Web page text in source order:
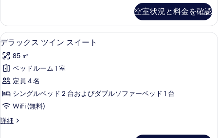
示
す
る
キ
ン
グ
ベ
ッ
ド
1
台
ソ
ス
ス
イ
ト
キ
ン
グ
ベ
ッ
ド
1
空室状況と料金を確認
デ
ラ
ッ
ク
ス
ツ
ン
セーフティボックス (室内)、デスク
18
デラックス ツイン スイート
85 ㎡
ベッドルーム 1 室
定員 4 名
シングルベッド 2 台およびダブルソファーベッド 1 台
WiFi (無料)
詳細
デ